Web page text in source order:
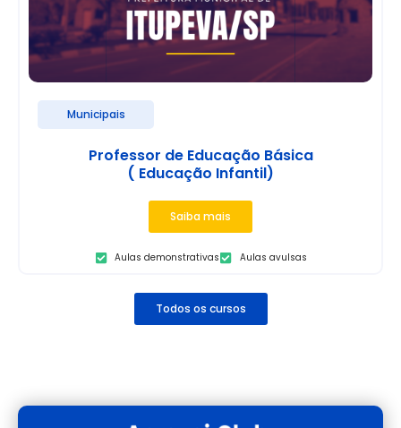
Municipais
Professor de Educação Básica
( Educação Infantil)
Saiba mais
Aulas demonstrativas Aulas avulsas
Todos os cursos